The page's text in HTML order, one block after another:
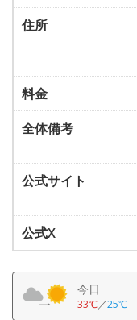
住所
料金
全体備考
公式サイト
公式X
今日
33℃／25℃